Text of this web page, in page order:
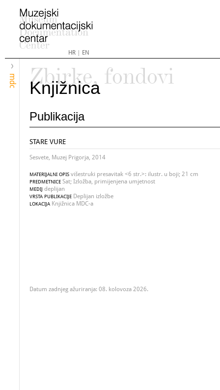
HR| EN
mdc
Zbirke, fondovi
Knjižnica
Publikacija
STARE VURE
Sesvete, Muzej Prigorja, 2014
MATERIJALNI OPIS višestruki presavitak <6 str.>: ilustr. u boji; 21 cm
PREDMETNICE Sat; Izložba, primijenjena umjetnost
MEDIJ deplijan
VRSTA PUBLIKACIJE Deplijan izložbe
LOKACIJA Knjižnica MDC-a
Datum zadnjeg ažuriranja: 08. kolovoza 2026.